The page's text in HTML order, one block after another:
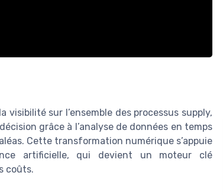
sur l’ensemble des processus supply,
grâce à l’analyse de données en temps
Cette transformation numérique s’appuie
artificielle, qui devient un moteur clé
coûts.